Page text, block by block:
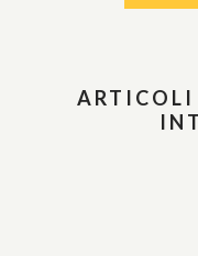
ARTICOLI